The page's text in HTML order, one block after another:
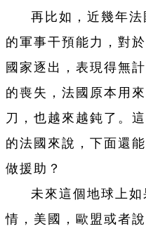
再比如，近幾年
的軍事干預能力，對
國家逐出，表現得無
的喪失，法國原本用
刀，也越來越鈍了。
的法國來說，下面還
做援助？
未來這個地球上
情，美國，歐盟或者